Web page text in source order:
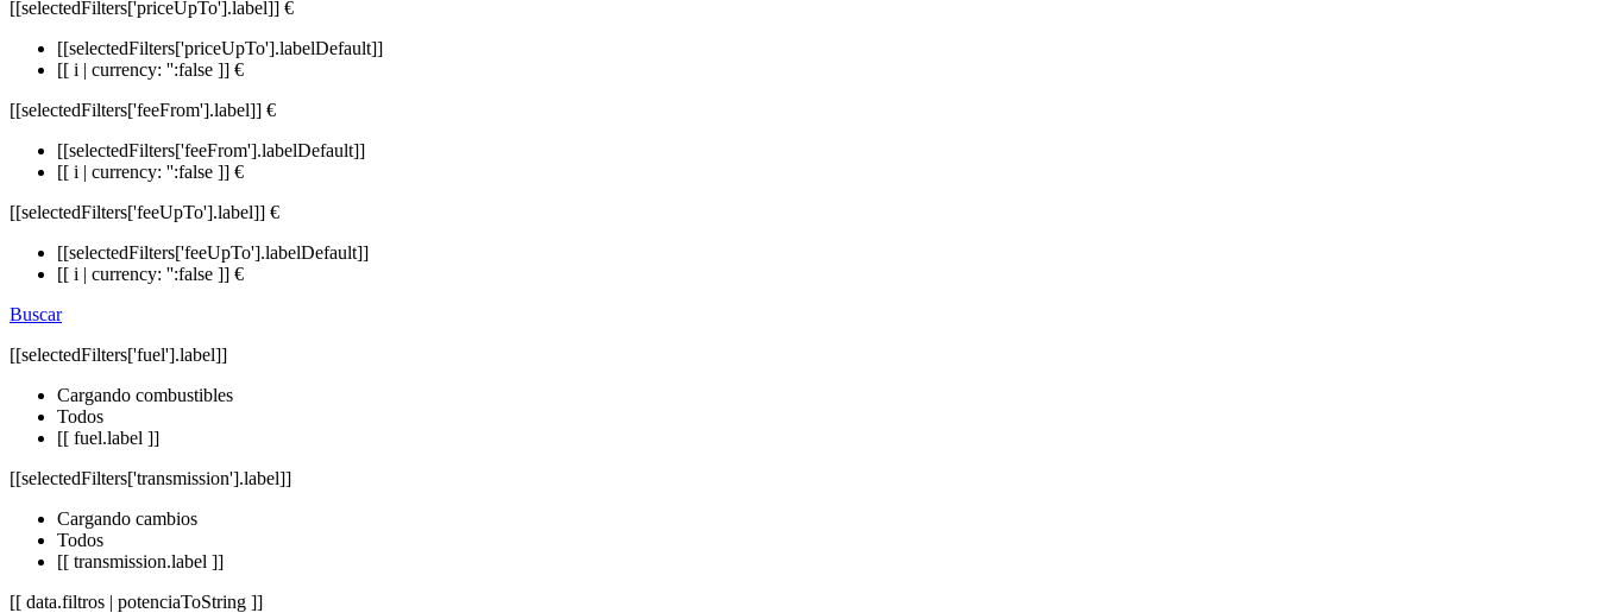
[[selectedFilters['priceUpTo'].label]] €
[[selectedFilters['priceUpTo'].labelDefault]]
[[ i | currency: '':false ]] €
[[selectedFilters['feeFrom'].label]] €
[[selectedFilters['feeFrom'].labelDefault]]
[[ i | currency: '':false ]] €
[[selectedFilters['feeUpTo'].label]] €
[[selectedFilters['feeUpTo'].labelDefault]]
[[ i | currency: '':false ]] €
Buscar
[[selectedFilters['fuel'].label]]
Cargando combustibles
Todos
[[ fuel.label ]]
[[selectedFilters['transmission'].label]]
Cargando cambios
Todos
[[ transmission.label ]]
[[ data.filtros | potenciaToString ]]